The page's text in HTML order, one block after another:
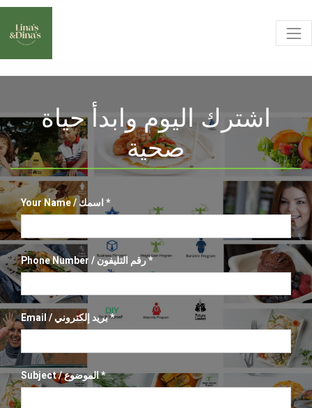
اشترك اليوم وابدأ حياة
صحية
Your Name / اسمك
Phone Number / رقم التليفون
Email / بريد إلكتروني
Subject / الموضوع